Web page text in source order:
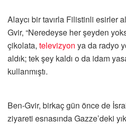
Alaycı bir tavırla Filistinli esirler
Gvir, “Neredeyse her şeyden
çikolata, televizyon ya da radyo
aldık; tek şey kaldı o da idam
kullanmıştı.
Ben-Gvir, birkaç gün önce de
ziyareti esnasında Gazze’deki